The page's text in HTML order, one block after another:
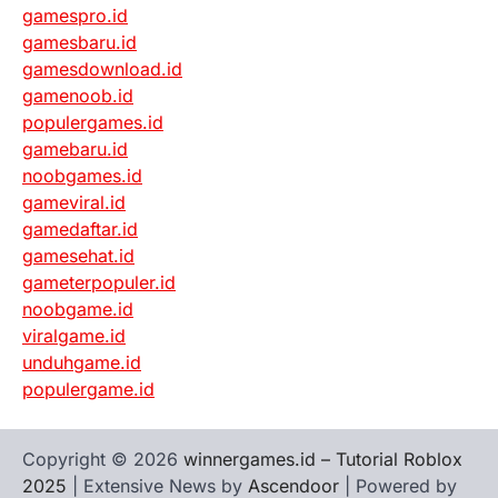
gamespro.id
gamesbaru.id
gamesdownload.id
gamenoob.id
populergames.id
gamebaru.id
noobgames.id
gameviral.id
gamedaftar.id
gamesehat.id
gameterpopuler.id
noobgame.id
viralgame.id
unduhgame.id
populergame.id
Copyright © 2026 winnergames.id – Tutorial Roblox
2025 | Extensive News by Ascendoor | Powered by